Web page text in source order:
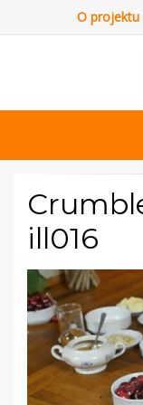
O projektu
ill016